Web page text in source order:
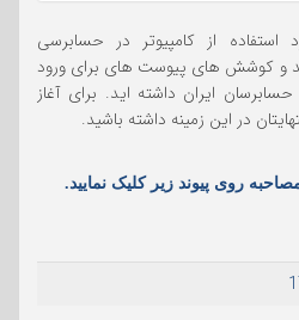
استفاده از کامپیوتر در حسابرسی
و کوشش های پیوست های برای ورود
ایران داشته اید. برای آغاز
در این زمینه داشته باشید.
روی پیوند زیر کلیک نمایید.